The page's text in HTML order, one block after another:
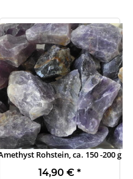
Rohstein, ca. 150 -200 g
14,90 € *